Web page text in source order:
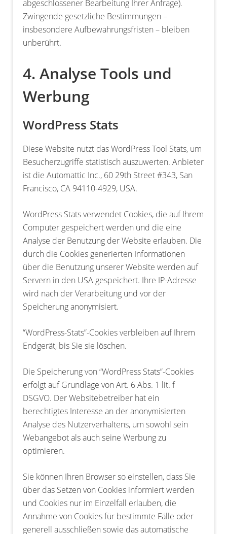
abgeschlossener Bearbeitung Ihrer Anfrage).
Zwingende gesetzliche Bestimmungen –
insbesondere Aufbewahrungsfristen – bleiben
unberührt.
4. Analyse Tools und
Werbung
WordPress Stats
Diese Website nutzt das WordPress Tool Stats, um
Besucherzugriffe statistisch auszuwerten. Anbieter
ist die Automattic Inc., 60 29th Street #343, San
Francisco, CA 94110-4929, USA.
WordPress Stats verwendet Cookies, die auf Ihrem
Computer gespeichert werden und die eine
Analyse der Benutzung der Website erlauben. Die
durch die Cookies generierten Informationen
über die Benutzung unserer Website werden auf
Servern in den USA gespeichert. Ihre IP-Adresse
wird nach der Verarbeitung und vor der
Speicherung anonymisiert.
“WordPress-Stats”-Cookies verbleiben auf Ihrem
Endgerät, bis Sie sie löschen.
Die Speicherung von “WordPress Stats”-Cookies
erfolgt auf Grundlage von Art. 6 Abs. 1 lit. f
DSGVO. Der Websitebetreiber hat ein
berechtigtes Interesse an der anonymisierten
Analyse des Nutzerverhaltens, um sowohl sein
Webangebot als auch seine Werbung zu
optimieren.
Sie können Ihren Browser so einstellen, dass Sie
über das Setzen von Cookies informiert werden
und Cookies nur im Einzelfall erlauben, die
Annahme von Cookies für bestimmte Fälle oder
generell ausschließen sowie das automatische